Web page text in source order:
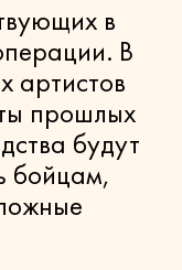
в
В
артистов
прошлых
будут
бойцам,